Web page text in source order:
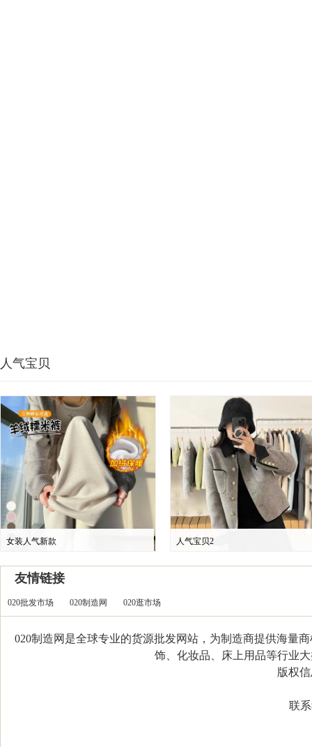
人气宝贝
女装人气新款 人气宝贝2
友情链接
020批发市场 020制造网 020逛市场
020制造网是全球专业的货源批发网站，为制造商提供海量
饰、化妆品、床上用品等行业
版权信
联